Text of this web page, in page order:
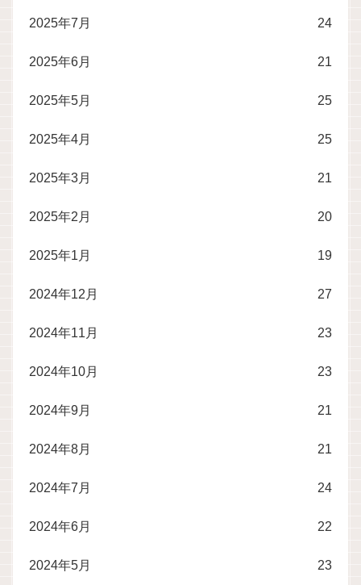
2025年7月 24
2025年6月 21
2025年5月 25
2025年4月 25
2025年3月 21
2025年2月 20
2025年1月 19
2024年12月 27
2024年11月 23
2024年10月 23
2024年9月 21
2024年8月 21
2024年7月 24
2024年6月 22
2024年5月 23